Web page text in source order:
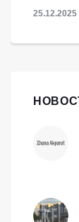
25.12.2025